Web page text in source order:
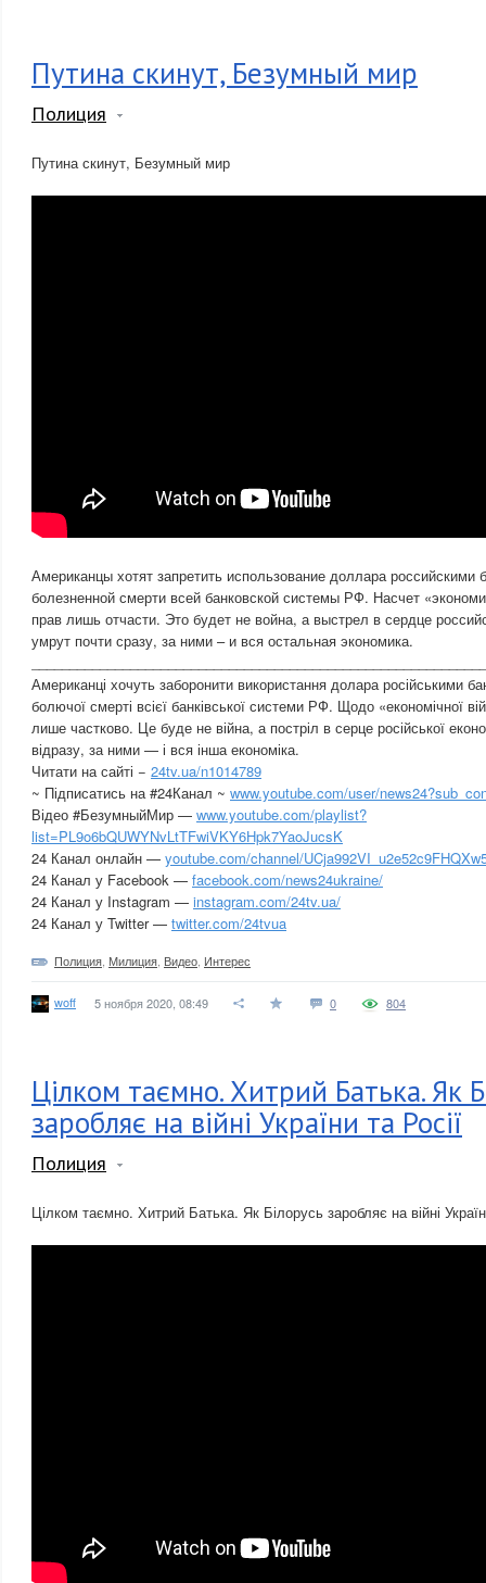
Путина скинут, Безумный мир
Полиция
Путина скинут, Безумный мир
Американцы хотят запретить использование доллара российскими
болезненной смерти всей банковской системы РФ. Насчет
прав лишь отчасти. Это будет не война, а выстрел в сердце
умрут почти сразу, за ними – и вся остальная экономика.
Американці хочуть заборонити використання долара російськими
болючої смерті всієї банківської системи РФ. Щодо «економічної
лише частково. Це буде не війна, а постріл в серце російської
відразу, за ними — і вся інша економіка.
Читати на сайті − 24tv.ua/n1014789
~ Підписатись на #24Канал ~ www.youtube.com/user/
Відео #БезумныйМир — www.youtube.com/playlist?
list=PL9o6bQUWYNvLtTFwiVKY6Hpk7YaoJucsK
24 Канал онлайн — youtube.com/channel/
24 Канал у Facebook — facebook.com/news24ukraine/
24 Канал у Instagram — instagram.com/24tv.ua/
24 Канал у Twitter — twitter.com/24tvua
Полиция Милиция Видео Интерес
woff 5 ноября 2020, 08:49 0 804
Цілком таємно. Хитрий Батька. Як
заробляє на війні України та Росії
Полиция
Цілком таємно. Хитрий Батька. Як Білорусь заробляє на війні